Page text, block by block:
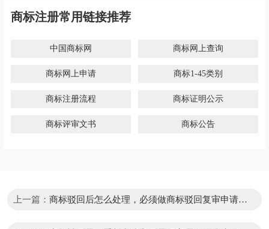
商标注册常用链接推荐
中国商标网 商标网上查询
商标网上申请 商标1-45类别
商标注册流程 商标证明公示
商标评审文书 商标公告
上一篇： 商标驳回后怎么处理，必须做商标驳回复审申请